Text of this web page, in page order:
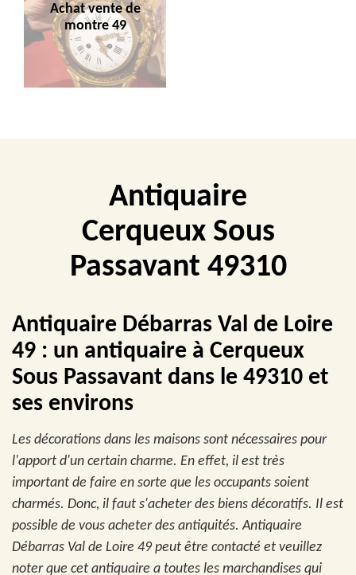
Achat vente de
montre 49
Antiquaire
Cerqueux Sous
Passavant 49310
Antiquaire Débarras Val de Loire
49 : un antiquaire à Cerqueux
Sous Passavant dans le 49310 et
ses environs
Les décorations dans les maisons sont nécessaires pour
l'apport d'un certain charme. En effet, il est très
important de faire en sorte que les occupants soient
charmés. Donc, il faut s'acheter des biens décoratifs. Il est
possible de vous acheter des antiquités. Antiquaire
Débarras Val de Loire 49 peut être contacté et veuillez
noter que cet antiquaire a toutes les marchandises qui